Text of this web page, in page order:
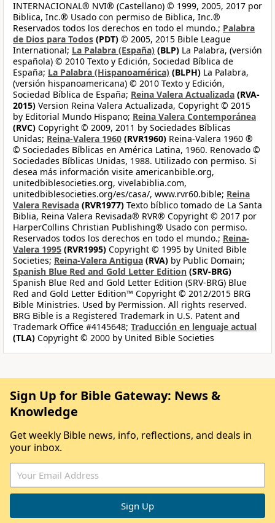
INTERNACIONAL® NVI® (Castellano) © 1999, 2005, 2017 por
Biblica, Inc.® Usado con permiso de Biblica, Inc.®
Reservados todos los derechos en todo el mundo.; Palabra
de Dios para Todos (PDT) © 2005, 2015 Bible League
International; La Palabra (España) (BLP) La Palabra, (versión
española) © 2010 Texto y Edición, Sociedad Bíblica de
España; La Palabra (Hispanoamérica) (BLPH) La Palabra,
(versión hispanoamericana) © 2010 Texto y Edición,
Sociedad Bíblica de España; Reina Valera Actualizada (RVA-
2015) Version Reina Valera Actualizada, Copyright © 2015
by Editorial Mundo Hispano; Reina Valera Contemporánea
(RVC) Copyright © 2009, 2011 by Sociedades Bíblicas
Unidas; Reina-Valera 1960 (RVR1960) Reina-Valera 1960 ®
© Sociedades Bíblicas en América Latina, 1960. Renovado ©
Sociedades Bíblicas Unidas, 1988. Utilizado con permiso. Si
desea más información visite americanbible.org,
unitedbiblesocieties.org, vivelabiblia.com,
unitedbiblesocieties.org/es/casa/, www.rvr60.bible; Reina
Valera Revisada (RVR1977) Texto bíblico tomado de La Santa
Biblia, Reina Valera Revisada® RVR® Copyright © 2017 por
HarperCollins Christian Publishing® Usado con permiso.
Reservados todos los derechos en todo el mundo.; Reina-
Valera 1995 (RVR1995) Copyright © 1995 by United Bible
Societies; Reina-Valera Antigua (RVA) by Public Domain;
Spanish Blue Red and Gold Letter Edition (SRV-BRG)
Spanish Blue Red and Gold Letter Edition (SRV-BRG) Blue
Red and Gold Letter Edition™ Copyright © 2012/2015 BRG
Bible Ministries. Used by Permission. All rights reserved.
BRG Bible is a Registered Trademark in U.S. Patent and
Trademark Office #4145648; Traducción en lenguaje actual
(TLA) Copyright © 2000 by United Bible Societies
Sign Up for Bible Gateway: News &
Knowledge
Get weekly Bible news, info, reflections, and deals in
your inbox.